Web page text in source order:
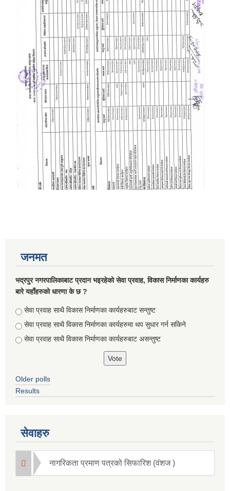
जनमत
भद्रपुर नगरपालिकाबाट प्रदान भइरहेको सेवा प्रवाह, विकास निर्माणका कार्यहरु
बारे यहाँहरुको धारणा के छ ?
Choices
सेवा प्रवाह साथै विकास निर्माणका कार्यहरुबाट सन्तुष्ट
सेवा प्रवाह साथै विकास निर्माणका कार्यहरुमा थप सुधार गर्न सकिने
सेवा प्रवाह साथै विकास निर्माणका कार्यहरुबाट असन्तुष्ट
Older polls
Results
सेवाहरु
नागरिकता प्रमाण पत्रको सिफारिश (वंशज )